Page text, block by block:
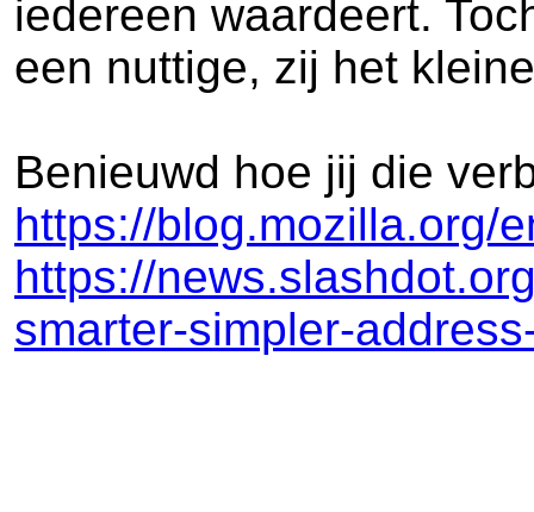
iedereen waardeert.
een nuttige, zij het
Benieuwd hoe jij die
https://blog.mozilla.org/
https://
smarter-simpler-